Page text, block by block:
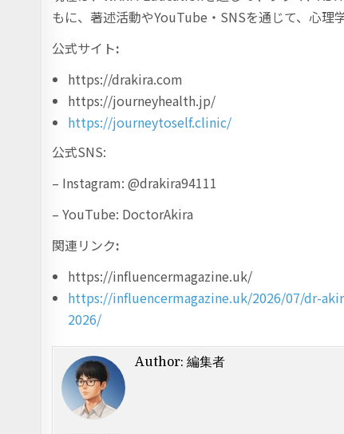
もに、著述活動やYouTube・SNSを通じて、心理
公式サイト:
https://drakira.com
https://journeyhealth.jp/
https://journeytoself.clinic/
公式SNS:
– Instagram: @drakira94111
– YouTube: DoctorAkira
関連リンク:
https://influencermagazine.uk/
https://influencermagazine.uk/2026/07/dr-
2026/
Author:編集者